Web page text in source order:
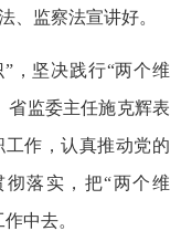
、监察法宣讲好。
，坚决践行“两个维
省监委主任施克辉表
工作，认真推动党的
落实，把“两个维
中去。